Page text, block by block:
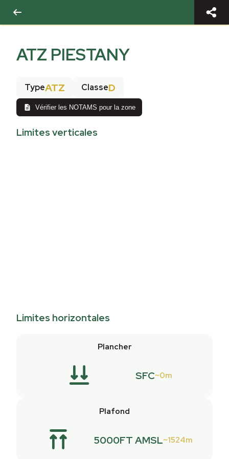
ATZ PIESTANY
TypeATZ ClasseD
Vérifier les NOTAMS pour la zone
Limites verticales
Limites horizontales
Plancher
SFC 0m
Plafond
5000FT AMSL 1524m